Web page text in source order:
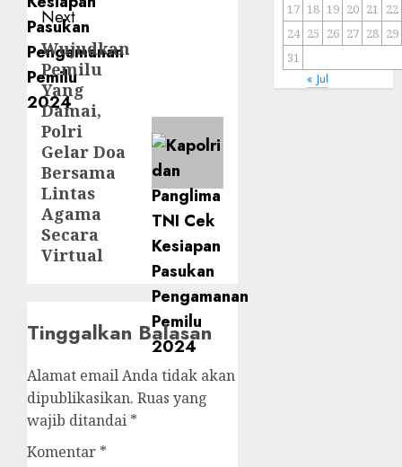
Next
Wujudkan
Pemilu
Yang
Damai,
Polri
Gelar Doa
Bersama
Lintas
Agama
Secara
Virtual
Tinggalkan Balasan
Alamat email Anda tidak akan
dipublikasikan. Ruas yang
wajib ditandai *
Komentar *
17 18 19 20 21 22
24 25 26 27 28 29
31
« Jul